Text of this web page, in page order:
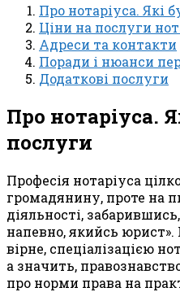
Про нотаріуса. Які
Ціни на послуги
Адреси та контакти
Поради і нюанси
Додаткові послуги
Про нотаріуса.
послуги
Професія нотаріуса
громадянину, проте на
діяльності,
напевно, якийсь
вірне, спеціалізацією
а значить,
про норми права на